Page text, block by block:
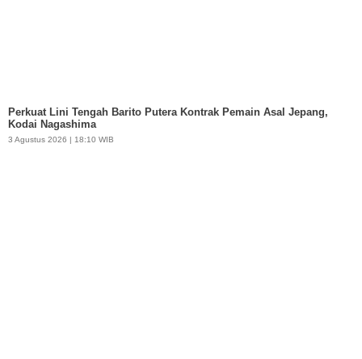
Perkuat Lini Tengah Barito Putera Kontrak Pemain Asal Jepang,
Kodai Nagashima
3 Agustus 2026 | 18:10 WIB